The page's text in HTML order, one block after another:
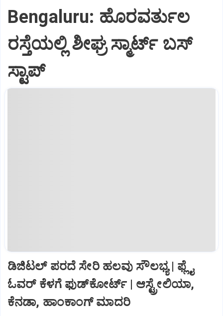
Bengaluru: ಹೊರವರ್ತುಲ
ರಸ್ತೆಯಲ್ಲಿ ಶೀಘ್ರ ಸ್ಮಾರ್ಟ್‌ ಬಸ್‌
ಸ್ಟಾಪ್‌
ಡಿಜಿಟಲ್‌ ಪರದೆ ಸೇರಿ ಹಲವು ಸೌಲಭ್ಯ | ಫ್ಲೈ
ಓವರ್‌ ಕೆಳಗೆ ಫುಡ್‌ಕೋರ್ಟ್‌ | ಆಸ್ಟ್ರೇಲಿಯಾ,
ಕೆನಡಾ, ಹಾಂಕಾಂಗ್‌ ಮಾದರಿ